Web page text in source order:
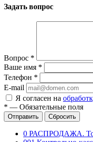
Задать вопрос
Вопрос *
Ваше имя *
Телефон *
E-mail
Я согласен на
* — Обязательные поля
Отправить Сбросить
0 РАСПРОДАЖА.